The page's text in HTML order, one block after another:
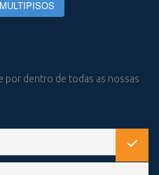
por dentro de todas as nossas